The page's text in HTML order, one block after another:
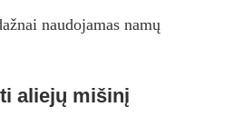
naudojamas namų
aliejų mišinį